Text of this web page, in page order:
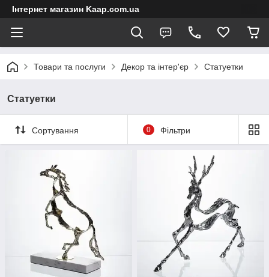
Інтернет магазин Kaap.com.ua
Товари та послуги Декор та інтер'єр Статуетки
Статуетки
Сортування 0 Фільтри